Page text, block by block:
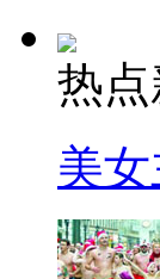
热点
美